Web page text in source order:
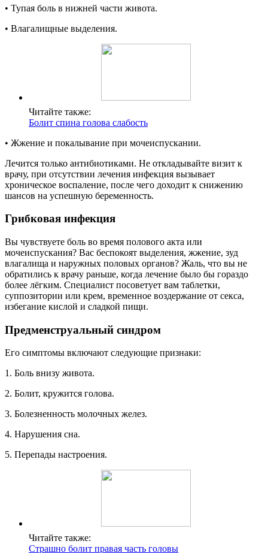
• Тупая боль в нижней части живота.
• Влагалищные выделения.
Читайте также:
Болит спина голова слабость
• Жжение и покалывание при мочеиспускании.
Лечится только антибиотиками. Не откладывайте визит к
врачу, при отсутствии лечения инфекция вызывает
хроническое воспаление, после чего доходит к снижению
шансов на успешную беременность.
Грибковая инфекция
Вы чувствуете боль во время полового акта или
мочеиспускания? Вас беспокоят выделения, жжение, зуд
влагалища и наружных половых органов? Жаль, что вы не
обратились к врачу раньше, когда лечение было бы гораздо
более лёгким. Специалист посоветует вам таблетки,
суппозитории или крем, временное воздержание от секса,
избегание кислой и сладкой пищи.
Предменструальный синдром
Его симптомы включают следующие признаки:
1. Боль внизу живота.
2. Болит, кружится голова.
3. Болезненность молочных желез.
4. Нарушения сна.
5. Перепады настроения.
Читайте также:
Страшно болит правая часть головы